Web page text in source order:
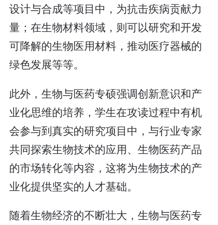
设计与合成等项目中，为抗击疾病贡献力
量；在生物材料领域，则可以研究和开发
可降解的生物医用材料，推动医疗器械的
绿色发展等等。
此外，生物与医药专硕强调创新意识和产
业化思维的培养，学生在攻读过程中有机
会参与到真实的研究项目中，与行业专家
共同探索生物技术的应用、生物医药产品
的市场转化等内容，这将为生物技术的产
业化提供坚实的人才基础。
随着生物经济的不断壮大，生物与医药专